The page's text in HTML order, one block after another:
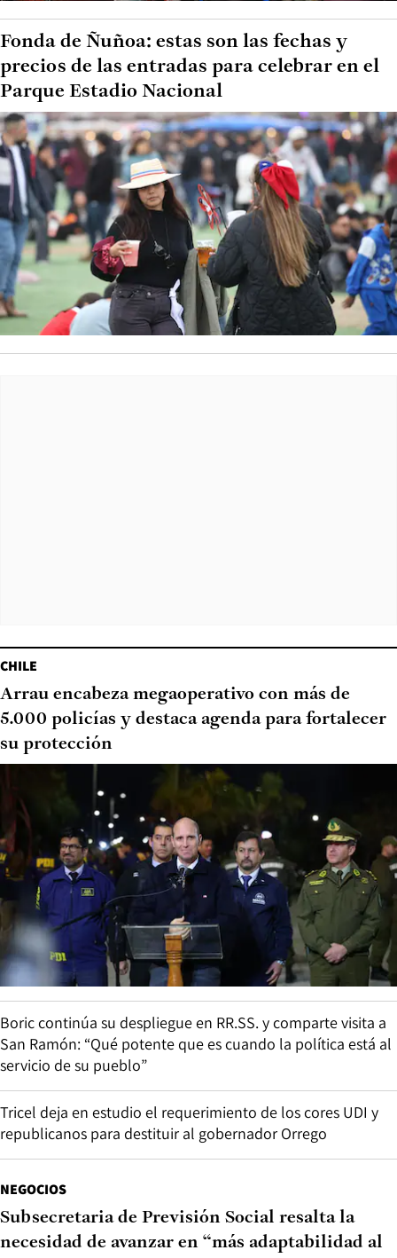
Fonda de Ñuñoa: estas son las fechas y
precios de las entradas para celebrar en el
Parque Estadio Nacional
CHILE
Arrau encabeza megaoperativo con más de
5.000 policías y destaca agenda para fortalecer
su protección
Boric continúa su despliegue en RR.SS. y comparte visita a
San Ramón: “Qué potente que es cuando la política está al
servicio de su pueblo”
Tricel deja en estudio el requerimiento de los cores UDI y
republicanos para destituir al gobernador Orrego
NEGOCIOS
Subsecretaria de Previsión Social resalta la
necesidad de avanzar en “más adaptabilidad al